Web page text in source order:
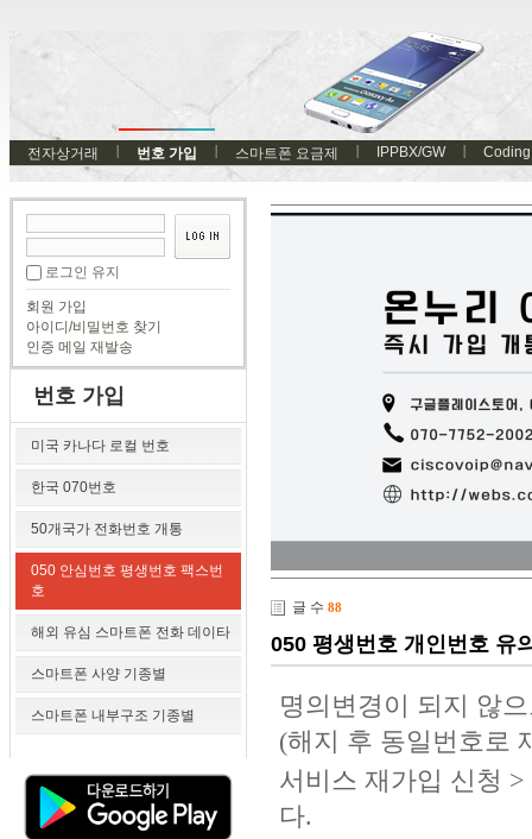
전자상거래 번호 가입 스마트폰 요금제 IPPBX/GW Coding
로그인 유지
회원 가입
아이디/비밀번호 찾기
인증 메일 재발송
번호 가입
미국 카나다 로컬 번호
한국 070번호
50개국가 전화번호 개통
050 안심번호 평생번호 팩스번
호
해외 유심 스마트폰 전화 데이타
스마트폰 사양 기종별
스마트폰 내부구조 기종별
글 수 88
050 평생번호 개인번호 유
명의변경이 되지 않
(해지 후 동일번호로
서비스 재가입 신청
다.